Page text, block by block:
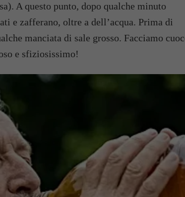
A questo punto, dopo qualche minuto
e zafferano, oltre a dell’acqua. Prima di
manciata di sale grosso. Facciamo
e sfiziosissimo!